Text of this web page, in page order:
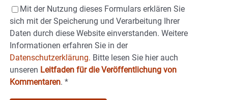
Mit der Nutzung dieses Formulars erklären Sie
sich mit der Speicherung und Verarbeitung Ihrer
Daten durch diese Website einverstanden. Weitere
Informationen erfahren Sie in der
Datenschutzerklärung. Bitte lesen Sie hier auch
unseren Leitfaden für die Veröffentlichung von
Kommentaren. *